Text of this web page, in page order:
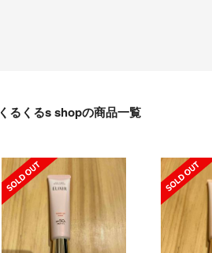
くるくるs shopの商品一覧